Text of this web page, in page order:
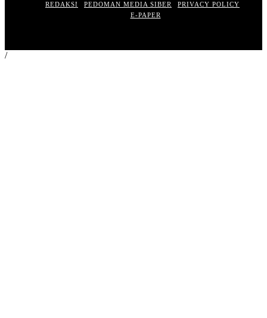
REDAKSI PEDOMAN MEDIA SIBER
PRIVACY POLICY
E-PAPER
/